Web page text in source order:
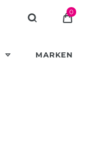
0
MARKEN